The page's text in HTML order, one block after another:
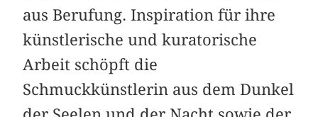
aus Berufung. Inspiration für ihre
künstlerische und kuratorische
Arbeit schöpft die
Schmuckkünstlerin aus dem Dunkel